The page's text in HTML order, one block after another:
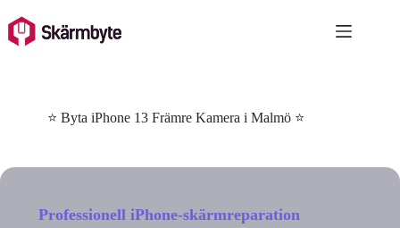
to
content
⭐ Byta iPhone 13 Främre Kamera i Malmö ⭐
Professionell iPhone-skärmreparation